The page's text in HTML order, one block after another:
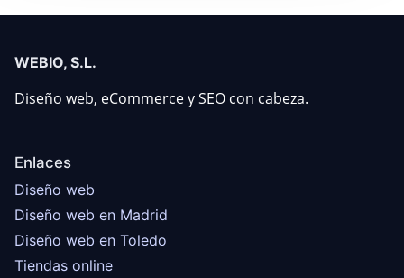
WEBIO, S.L.
Diseño web, eCommerce y SEO con cabeza.
Enlaces
Diseño web
Diseño web en Madrid
Diseño web en Toledo
Tiendas online